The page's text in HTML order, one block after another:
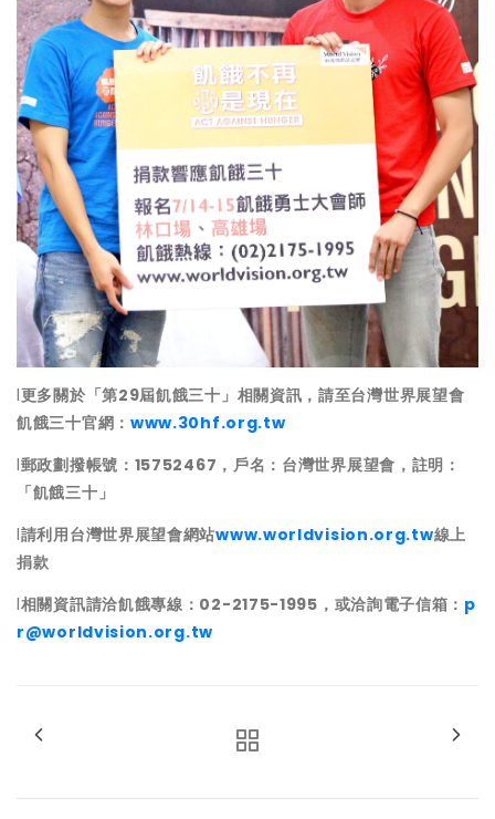
l更多關於「第29屆飢餓三十」相關資訊，請至台灣世界展望會
飢餓三十官網： www.30hf.org.tw
l郵政劃撥帳號： 15752467 ，戶名：台灣世界展望會，註明：
「飢餓三十」
l請利用台灣世界展望會網站www.worldvision.org.tw線上
捐款
l相關資訊請洽飢餓專線： 02-2175-1995 ，或洽詢電子信箱： p
r@worldvision.org.tw